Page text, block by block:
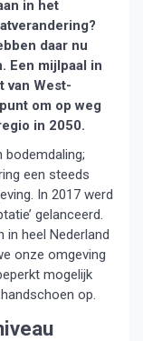
in het
daar nu
Een mijlpaal in
van West-
om op weg
in 2050.
een steeds
In 2017 werd
gelanceerd.
in heel Nederland
onze omgeving
mogelijk
op.